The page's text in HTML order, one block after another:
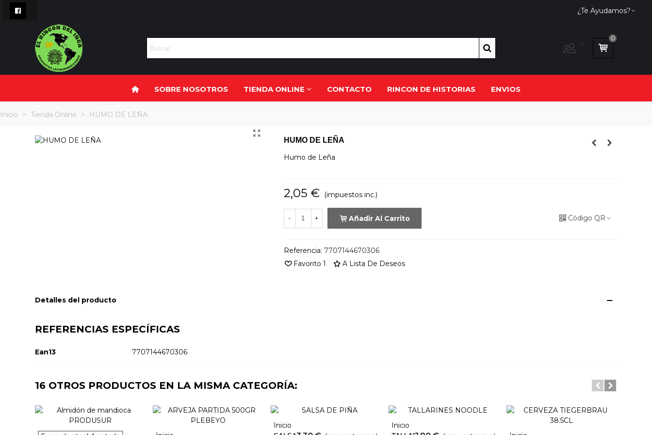
¿Te Ayudamos?
0
SOBRE NOSOTROS TIENDA ONLINE CONTACTO RINCON DE HISTORIAS ENVIOS
Inicio > Tienda Online > HUMO DE LEÑA
HUMO DE LEÑA
Humo de Leña
2,05 € (impuestos inc.)
- + Añadir Al Carrito Código QR
Referencia: 7707144670306
Favorito 1 A Lista De Deseos
Detalles del producto
REFERENCIAS ESPECÍFICAS
Ean13 7707144670306
16 OTROS PRODUCTOS EN LA MISMA CATEGORÍA:
Añadir Al Carrito
Inicio Añadir Al Carrito
Inicio